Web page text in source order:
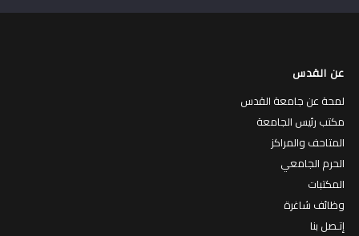
عن القدس
لمحة عن جامعة القدس
مكتب رئيس الجامعة
المتاحف والمراكز
الحرم الجامعي
المكتبات
وظائف شاغرة
إتـصل بنا